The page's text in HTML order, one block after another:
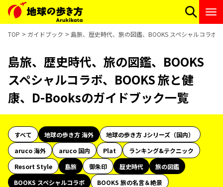
TOP ガイドブック 島旅、歴史時代、旅の図鑑、BOOKS スペシャルコラボ
島旅、歴史時代、旅の図鑑、BOOKS
スペシャルコラボ、BOOKS 旅と健
康、D-Booksのガイドブック一覧
すべて 地球の歩き方 海外
地球の歩き方 Jシリーズ（国内）
aruco 海外
aruco 国内 Plat
ランキング&テクニック
Resort Style
島旅 御朱印 歴史時代
旅の図鑑
BOOKS スペシャルコラボ
BOOKS 旅の名言＆絶景